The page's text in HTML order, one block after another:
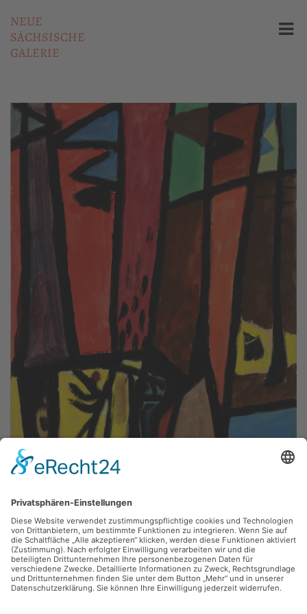
NEUE
SÄCHSISCHE
GALERIE
Fritz Keller,o. T.
Gouache, 51 x 73 cm, Inv.: A-01317
zurück